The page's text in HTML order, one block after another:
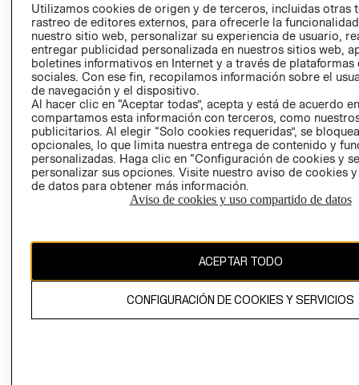
LIBRO DE
Ecuador ($)
CAMBIAR REGIÓN
propiedad de H&M Hennes & Mauritz AB.
Utilizamos cookies de origen y de terceros, incluidas otras
rastreo de editores externos, para ofrecerle la
nuestro sitio web, personalizar su experiencia de usuario,
entregar publicidad personalizada en nuestros sitios web,
boletines informativos en Internet y a través de plataformas
sociales. Con ese fin, recopilamos información sobre el
de navegación y el dispositivo.
Al hacer clic en “Aceptar todas”, acepta y está de acuerdo
compartamos esta información con terceros, como
publicitarios. Al elegir “Solo cookies requeridas”, se
opcionales, lo que limita nuestra entrega de contenido y
personalizadas. Haga clic en “Configuración de cookies y
personalizar sus opciones. Visite nuestro aviso de cookies
de datos para obtener más información.
Aviso de cookies y uso compartido de datos
ACEPTAR TODO
CONFIGURACIÓN DE COOKIES Y SERVICIOS